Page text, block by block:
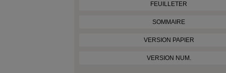
FEUILLETER
SOMMAIRE
VERSION PAPIER
VERSION NUM.